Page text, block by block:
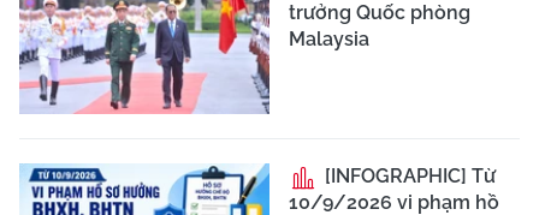
trưởng Quốc phòng
Malaysia
[INFOGRAPHIC] Từ
10/9/2026 vi phạm hồ